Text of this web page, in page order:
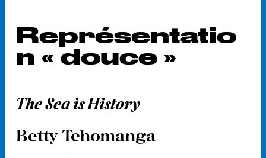
Représentatio
n « douce »
The Sea is History
Betty Tchomanga